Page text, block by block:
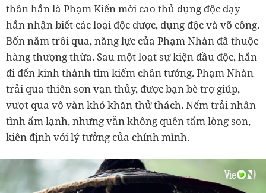
thân hắn là Phạm Kiến mời cao thủ dụng độc dạy
hắn nhận biết các loại độc dược, dụng độc và võ công.
Bốn năm trôi qua, năng lực của Phạm Nhàn đã thuộc
hàng thượng thừa. Sau một loạt sự kiện đầu độc, hắn
đi đến kinh thành tìm kiếm chân tướng. Phạm Nhàn
trải qua thiên sơn vạn thủy, được bạn bè trợ giúp,
vượt qua vô vàn khó khăn thử thách. Nếm trải nhân
tình ấm lạnh, nhưng vẫn không quên tấm lòng son,
kiên định với lý tưởng của chính mình.